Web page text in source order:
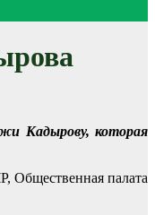
Кадырову, которая
Общественная палата